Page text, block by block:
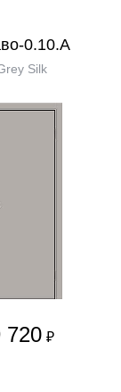
0.10.А
Silk
720 ₽